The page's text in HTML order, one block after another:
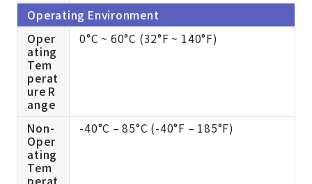
Operating Environment
Oper
ating
Tem
perat
ure R
ange
0°C ~ 60°C (32°F ~ 140°F)
Non-
Oper
ating
Tem
perat
-40°C – 85°C (-40°F – 185°F)